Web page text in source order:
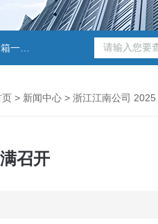
品。
页 > 新闻中心 > 浙江江南公司
召开